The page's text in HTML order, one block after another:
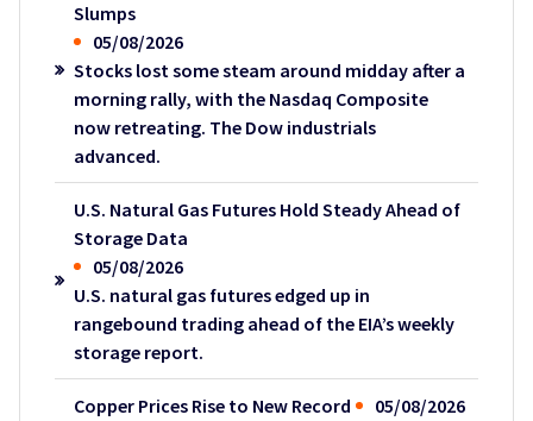
Slumps
05/08/2026
Stocks lost some steam around midday after a
morning rally, with the Nasdaq Composite
now retreating. The Dow industrials
advanced.
U.S. Natural Gas Futures Hold Steady Ahead of
Storage Data
05/08/2026
U.S. natural gas futures edged up in
rangebound trading ahead of the EIA’s weekly
storage report.
Copper Prices Rise to New Record
05/08/2026